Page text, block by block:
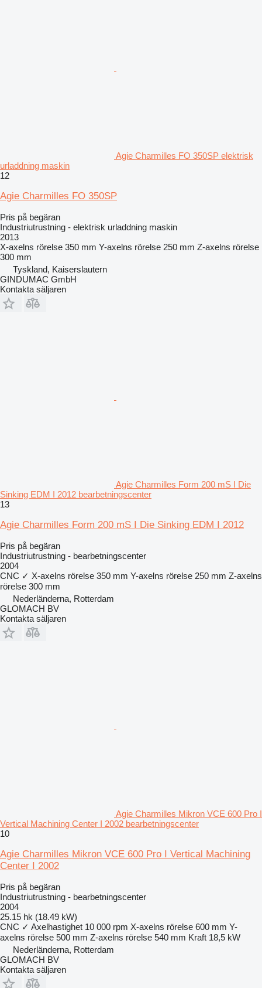
Agie Charmilles FO 350SP elektrisk
urladdning maskin
12
Agie Charmilles FO 350SP
Pris på begäran
Industriutrustning - elektrisk urladdning maskin
2013
X-axelns rörelse 350 mm Y-axelns rörelse 250 mm Z-axelns rörelse
300 mm
Tyskland, Kaiserslautern
GINDUMAC GmbH
Kontakta säljaren
Agie Charmilles Form 200 mS I Die
Sinking EDM I 2012 bearbetningscenter
13
Agie Charmilles Form 200 mS I Die Sinking EDM I 2012
Pris på begäran
Industriutrustning - bearbetningscenter
2004
CNC ✓ X-axelns rörelse 350 mm Y-axelns rörelse 250 mm Z-axelns
rörelse 300 mm
Nederländerna, Rotterdam
GLOMACH BV
Kontakta säljaren
Agie Charmilles Mikron VCE 600 Pro I
Vertical Machining Center I 2002 bearbetningscenter
10
Agie Charmilles Mikron VCE 600 Pro I Vertical Machining
Center I 2002
Pris på begäran
Industriutrustning - bearbetningscenter
2004
25.15 hk (18.49 kW)
CNC ✓ Axelhastighet 10 000 rpm X-axelns rörelse 600 mm Y-
axelns rörelse 500 mm Z-axelns rörelse 540 mm Kraft 18,5 kW
Nederländerna, Rotterdam
GLOMACH BV
Kontakta säljaren